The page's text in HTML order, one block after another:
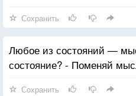
Сохранить
Любое из состояний —
состояние? - Поменяй
Сохранить